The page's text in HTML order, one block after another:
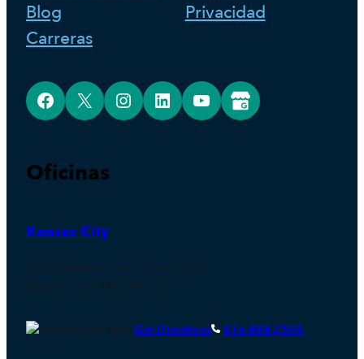
Blog
Carreras
Privacidad
Facebook X Instagram LinkedIn YouTube Google Business Profile
Oficinas
Kansas City
Get Directions 816-888-7500